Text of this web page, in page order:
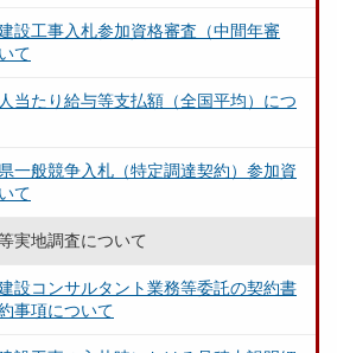
設工事入札参加資格審査（中間年審
て
当たり給与等支払額（全国平均）につ
一般競争入札（特定調達契約）参加資
て
実地調査について
設コンサルタント業務等委託の契約書
事項について